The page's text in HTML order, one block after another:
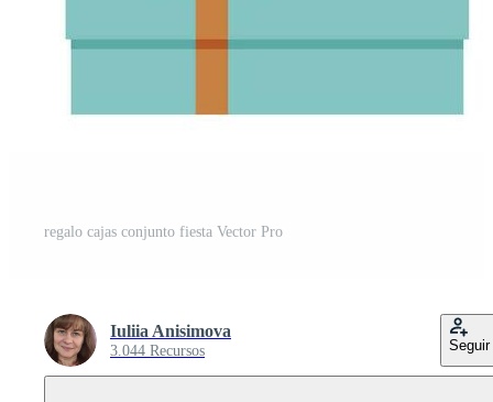
regalo cajas conjunto fiesta Vector Pro
Iuliia Anisimova
3.044 Recursos Seguir